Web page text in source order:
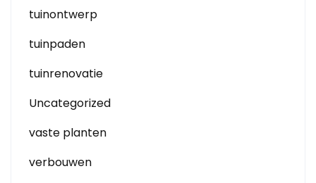
tuinontwerp
tuinpaden
tuinrenovatie
Uncategorized
vaste planten
verbouwen